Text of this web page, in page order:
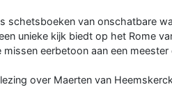
schetsboeken van onschatbare
unieke kijk biedt op het Rome
eerbetoon aan een
over Maerten van